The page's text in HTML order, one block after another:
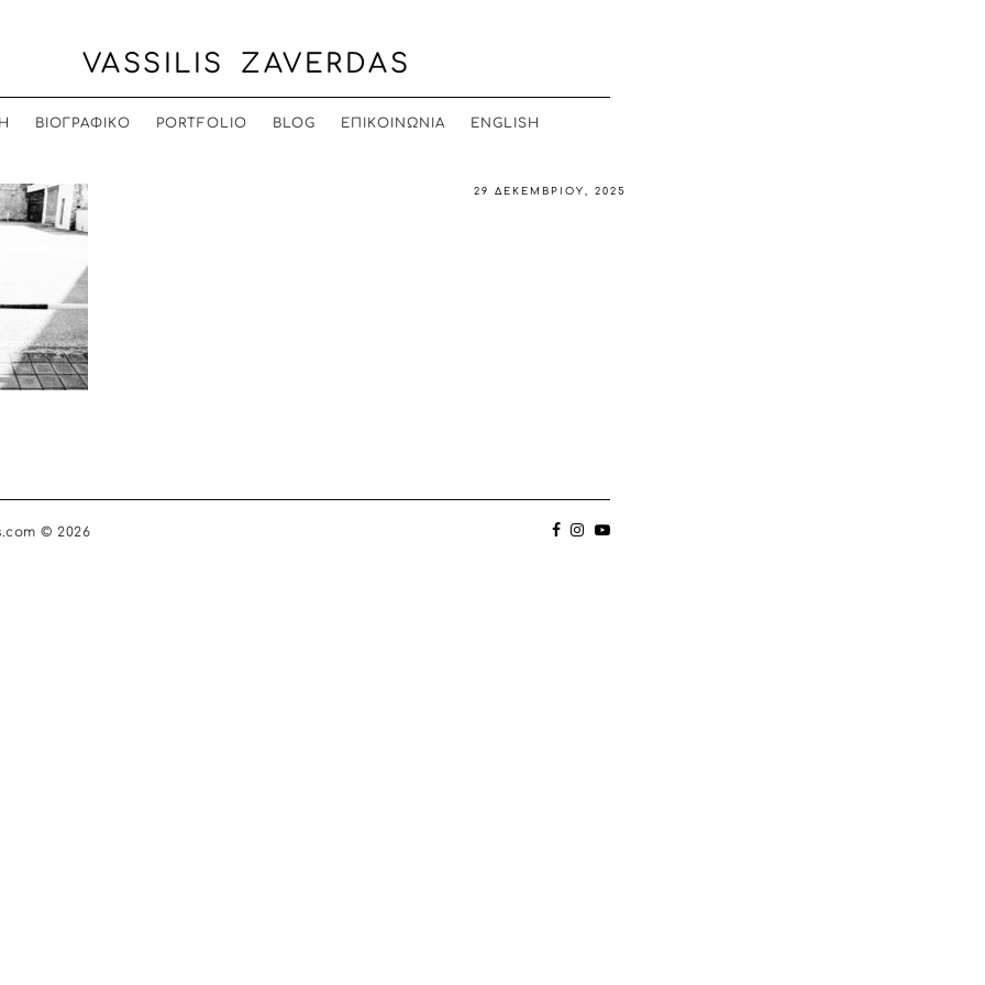
VASSILIS ZAVERDAS
ΒΙΟΓΡΑΦΙΚΟ PORTFOLIO BLOG ΕΠΙΚΟΙΝΩΝΙΑ ENGLISH
29 ΔΕΚΕΜΒΡΊΟΥ, 2025
© 2026